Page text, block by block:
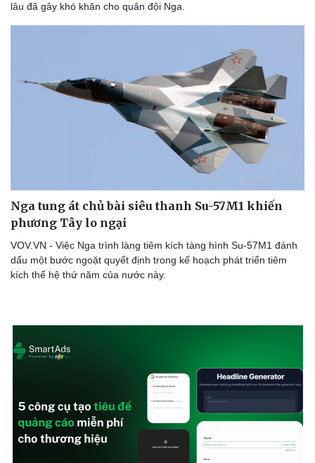
lâu đã gây khó khăn cho quân đội Nga.
Nga tung át chủ bài siêu thanh Su-57M1 khiến
phương Tây lo ngại
VOV.VN - Việc Nga trình làng tiêm kích tàng hình Su-57M1 đánh
dấu một bước ngoặt quyết định trong kế hoạch phát triển tiêm
kích thế hệ thứ năm của nước này.